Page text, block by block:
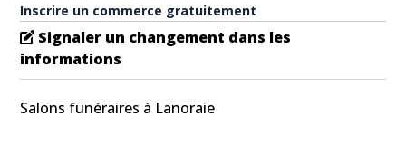
Inscrire un commerce gratuitement
Signaler un changement dans les
informations
Salons funéraires à Lanoraie